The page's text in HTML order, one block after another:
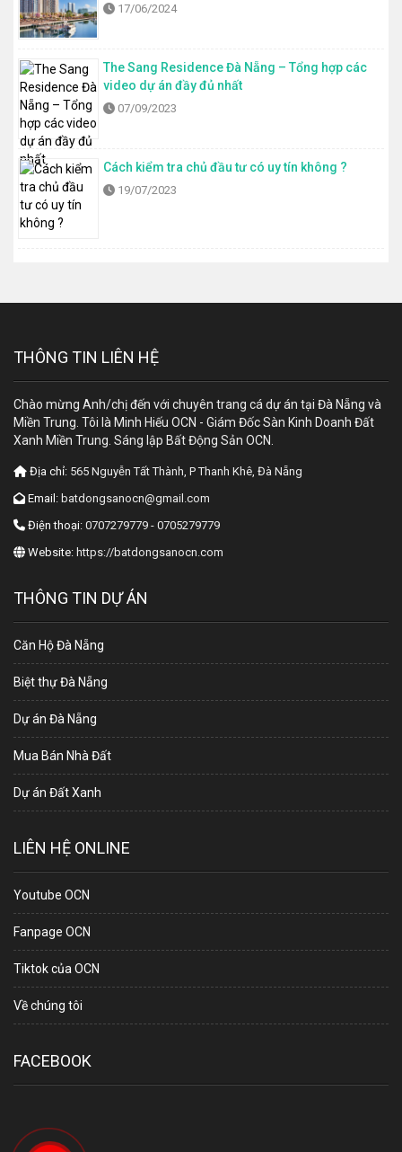
17/06/2024
The Sang Residence Đà Nẵng – Tổng hợp các
video dự án đầy đủ nhất
07/09/2023
Cách kiểm tra chủ đầu tư có uy tín không ?
19/07/2023
THÔNG TIN LIÊN HỆ
Chào mừng Anh/chị đến với chuyên trang cá dự án tại Đà Nẵng và
Miền Trung. Tôi là Minh Hiếu OCN - Giám Đốc Sàn Kinh Doanh Đất
Xanh Miền Trung. Sáng lập Bất Động Sản OCN.
Địa chỉ: 565 Nguyễn Tất Thành, P Thanh Khê, Đà Nẵng
Email: batdongsanocn@gmail.com
Điện thoại: 0707279779 - 0705279779
Website: https://batdongsanocn.com
THÔNG TIN DỰ ÁN
Căn Hộ Đà Nẵng
Biệt thự Đà Nẵng
Dự án Đà Nẵng
Mua Bán Nhà Đất
Dự án Đất Xanh
LIÊN HỆ ONLINE
Youtube OCN
Fanpage OCN
Tiktok của OCN
Về chúng tôi
FACEBOOK